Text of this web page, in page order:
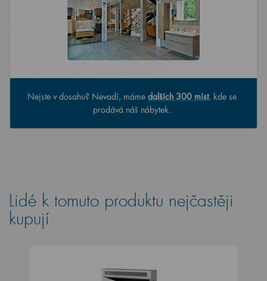
Nejste v dosahu? Nevadí, máme dalších 300 míst, kde se
prodává náš nábytek.
Lidé k tomuto produktu nejčastěji
kupují